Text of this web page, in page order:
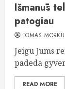
Išmanūs
patogiau
TOMAS
Jeigu Jums
padeda
READ MORE